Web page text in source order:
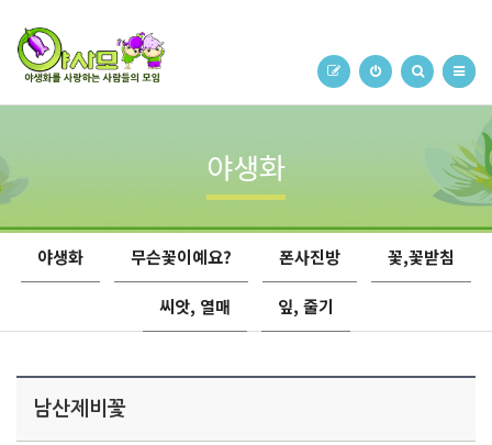
야생화
야생화 무슨꽃이예요? 폰사진방 꽃,꽃받침
씨앗, 열매 잎, 줄기
남산제비꽃